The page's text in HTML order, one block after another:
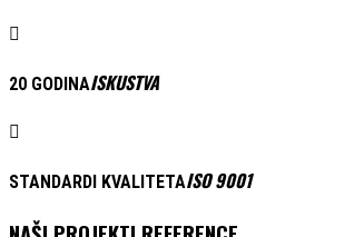
20 GODINAISKUSTVA
STANDARDI KVALITETAISO 9001